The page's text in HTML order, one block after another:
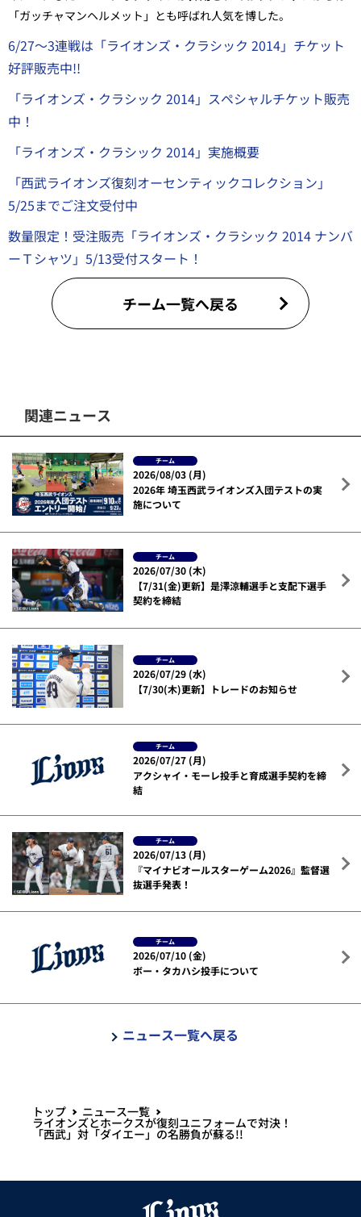
「ガッチャマンヘルメット」とも呼ばれ人気を博した。
6/27～3連戦は「ライオンズ・クラシック 2014」チケット
好評販売中!!
「ライオンズ・クラシック 2014」スペシャルチケット販売
中！
「ライオンズ・クラシック 2014」実施概要
「西武ライオンズ復刻オーセンティックコレクション」
5/25までご注文受付中
数量限定！受注販売「ライオンズ・クラシック 2014 ナンバ
ーＴシャツ」5/13受付スタート！
チーム一覧へ戻る
関連ニュース
チーム
2026/08/03 (月)
2026年 埼玉西武ライオンズ入団テストの実
施について
チーム
2026/07/30 (木)
【7/31(金)更新】是澤涼輔選手と支配下選手
契約を締結
チーム
2026/07/29 (水)
【7/30(木)更新】トレードのお知らせ
チーム
2026/07/27 (月)
アクシャイ・モーレ投手と育成選手契約を締
結
チーム
2026/07/13 (月)
『マイナビオールスターゲーム2026』監督選
抜選手発表！
チーム
2026/07/10 (金)
ボー・タカハシ投手について
ニュース一覧へ戻る
トップ ニュース一覧
ライオンズとホークスが復刻ユニフォームで対決！
「西武」対「ダイエー」の名勝負が蘇る!!